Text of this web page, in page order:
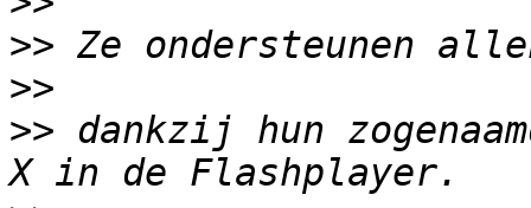
>>
>>
>> dankzij hun